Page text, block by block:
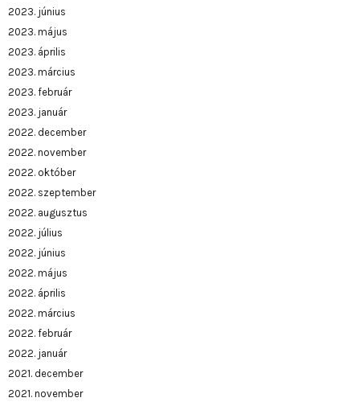
2023. június
2023. május
2023. április
2023. március
2023. február
2023. január
2022. december
2022. november
2022. október
2022. szeptember
2022. augusztus
2022. július
2022. június
2022. május
2022. április
2022. március
2022. február
2022. január
2021. december
2021. november